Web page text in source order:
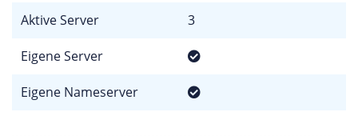
Aktive Server 3
Eigene Server
Eigene Nameserver